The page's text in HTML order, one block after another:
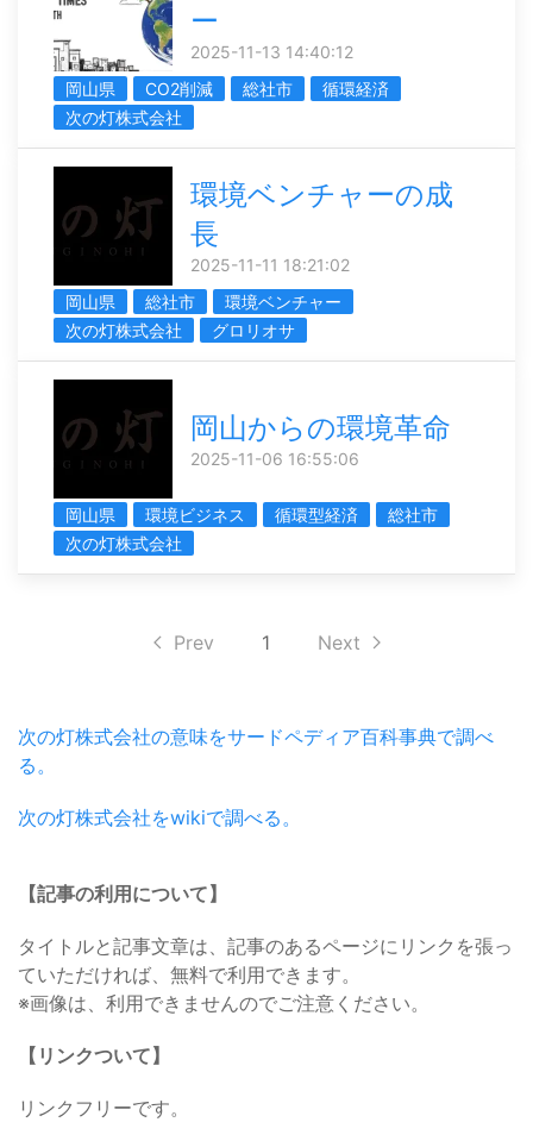
ー
2025-11-13 14:40:12
岡山県
CO2削減 総社市
循環経済
次の灯株式会社
環境ベンチャーの成
長
2025-11-11 18:21:02
岡山県
総社市
環境ベンチャー
次の灯株式会社
グロリオサ
岡山からの環境革命
2025-11-06 16:55:06
岡山県 環境ビジネス 循環型経済
総社市
次の灯株式会社
Prev 1 Next
次の灯株式会社の意味をサードペディア百科事典で調べ
る。
次の灯株式会社をwikiで調べる。
【記事の利用について】
タイトルと記事文章は、記事のあるページにリンクを張っ
ていただければ、無料で利用できます。
※画像は、利用できませんのでご注意ください。
【リンクついて】
リンクフリーです。